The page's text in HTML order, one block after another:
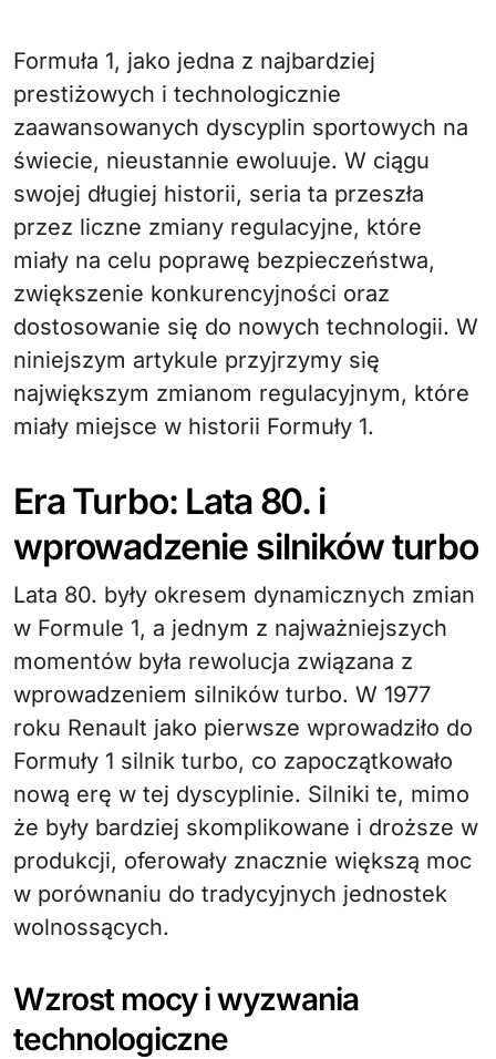
Formuła 1, jako jedna z najbardziej
prestiżowych i technologicznie
zaawansowanych dyscyplin sportowych na
świecie, nieustannie ewoluuje. W ciągu
swojej długiej historii, seria ta przeszła
przez liczne zmiany regulacyjne, które
miały na celu poprawę bezpieczeństwa,
zwiększenie konkurencyjności oraz
dostosowanie się do nowych technologii. W
niniejszym artykule przyjrzymy się
największym zmianom regulacyjnym, które
miały miejsce w historii Formuły 1.
Era Turbo: Lata 80. i
wprowadzenie silników turbo
Lata 80. były okresem dynamicznych zmian
w Formule 1, a jednym z najważniejszych
momentów była rewolucja związana z
wprowadzeniem silników turbo. W 1977
roku Renault jako pierwsze wprowadziło do
Formuły 1 silnik turbo, co zapoczątkowało
nową erę w tej dyscyplinie. Silniki te, mimo
że były bardziej skomplikowane i droższe w
produkcji, oferowały znacznie większą moc
w porównaniu do tradycyjnych jednostek
wolnossących.
Wzrost mocy i wyzwania
technologiczne